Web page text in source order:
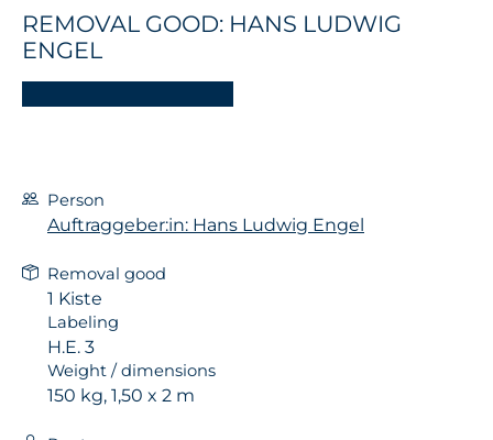
REMOVAL GOOD: HANS LUDWIG
ENGEL
Person
Auftraggeber:in: Hans Ludwig Engel
Removal good
1 Kiste
Labeling
H.E. 3
Weight / dimensions
150 kg, 1,50 x 2 m